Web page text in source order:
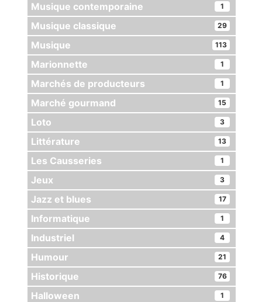
Musique contemporaine 1
Musique classique 29
Musique 113
Marionnette 1
Marchés de producteurs 1
Marché gourmand 15
Loto 3
Littérature 13
Les Causseries 1
Jeux 3
Jazz et blues 17
Informatique 1
Industriel 4
Humour 21
Historique 76
Halloween 1